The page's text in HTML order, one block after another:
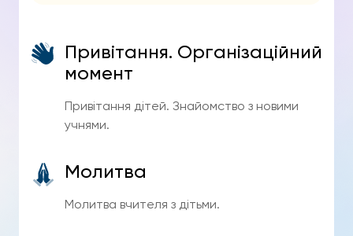
Привітання. Організаційний
момент
Привітання дітей. Знайомство з новими
учнями.
Молитва
Молитва вчителя з дітьми.